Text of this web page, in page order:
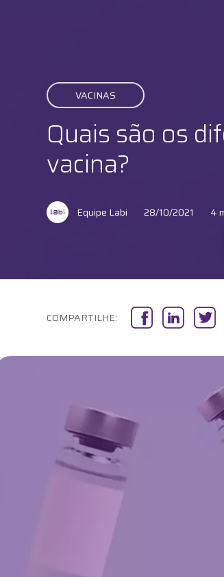
VACINAS
Quais são os
vacina?
Equipe Labi 28/10/2021 4
COMPARTILHE: